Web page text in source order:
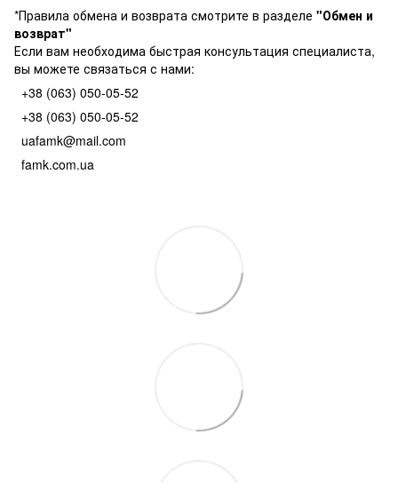
*Правила обмена и возврата смотрите в разделе "Обмен и
возврат"
Если вам необходима быстрая консультация специалиста,
вы можете связаться с нами:
+38 (063) 050-05-52
+38 (063) 050-05-52
uafamk@mail.com
famk.com.ua